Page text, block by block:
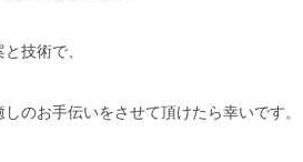
技術で、
のお手伝いをさせて頂けたら幸いです。